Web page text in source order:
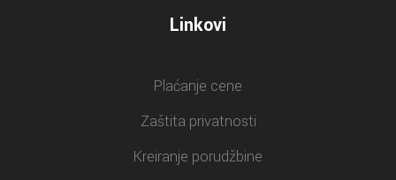
Linkovi
Plaćanje cene
Zaštita privatnosti
Kreiranje porudžbine